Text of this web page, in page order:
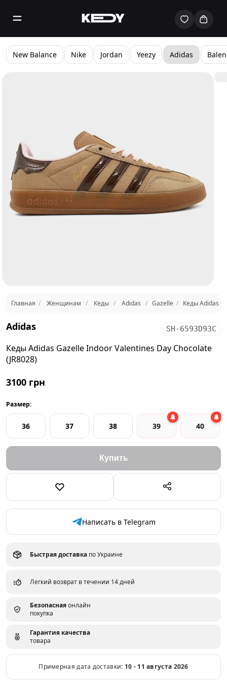
New Balance Nike Jordan Yeezy Adidas
Главная Женщинам Кеды Adidas Gazelle Кеды Adidas
Adidas SH-6593D93C
Кеды Adidas Gazelle Indoor Valentines Day Chocolate
(JR8028)
3100 грн
Размер:
36 37 38 39 40
Написать в Telegram
Быстрая доставка по Украине
Легкий возврат в течении 14 дней
Безопаснаяонлайн
покупка
Гарантия качества
товара
Примерная дата доставки: 10 - 11 августа 2026